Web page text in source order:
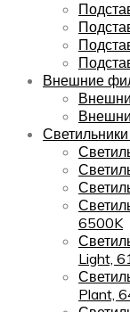
Внешние
6500K
Light,
Plant,